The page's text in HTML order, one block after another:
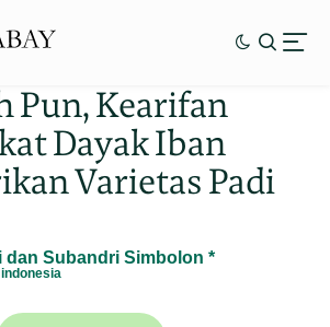
Pun, Kearifan
Dayak Iban
Varietas Padi
dan Subandri Simbolon *
indonesia